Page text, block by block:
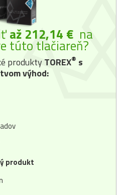
až 212,14 € na
túto tlačiareň?
produktyTOREX® s
výhod:
produkt